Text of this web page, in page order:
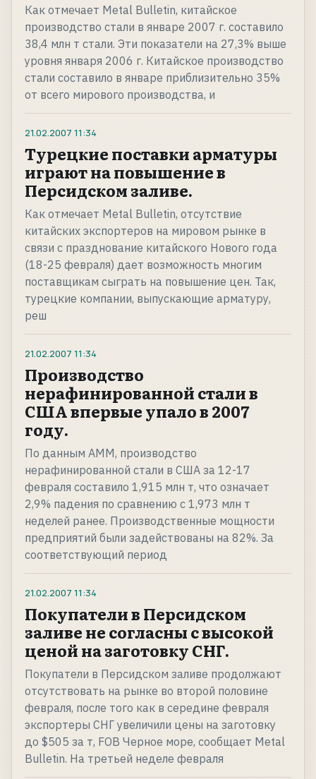
Как отмечает Metal Bulletin, китайское
производство стали в январе 2007 г. составило
38,4 млн т стали. Эти показатели на 27,3% выше
уровня января 2006 г. Китайское производство
стали составило в январе приблизительно 35%
от всего мирового производства, и
21.02.2007 11:34
Турецкие поставки арматуры
играют на повышение в
Персидском заливе.
Как отмечает Metal Bulletin, отсутствие
китайских экспортеров на мировом рынке в
связи с празднование китайского Нового года
(18-25 февраля) дает возможность многим
поставщикам сыграть на повышение цен. Так,
турецкие компании, выпускающие арматуру,
реш
21.02.2007 11:34
Производство
нерафинированной стали в
США впервые упало в 2007
году.
По данным AMM, производство
нерафинированной стали в США за 12-17
февраля составило 1,915 млн т, что означает
2,9% падения по сравнению с 1,973 млн т
неделей ранее. Производственные мощности
предприятий были задействованы на 82%. За
соответствующий период
21.02.2007 11:34
Покупатели в Персидском
заливе не согласны с высокой
ценой на заготовку СНГ.
Покупатели в Персидском заливе продолжают
отсутствовать на рынке во второй половине
февраля, после того как в середине февраля
экспортеры СНГ увеличили цены на заготовку
до $505 за т, FOB Черное море, сообщает Metal
Bulletin. На третьей неделе февраля